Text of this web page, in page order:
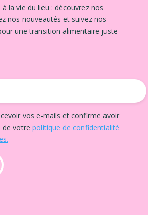
la vie du lieu : découvrez nos
nos nouveautés et suivez nos
une transition alimentaire juste
vos e-mails et confirme avoir
de votre politique de confidentialité